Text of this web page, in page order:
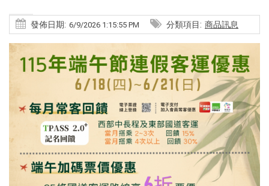
發佈日期: 6/9/2026 1:15:55 PM 分類項目: 商品訊息